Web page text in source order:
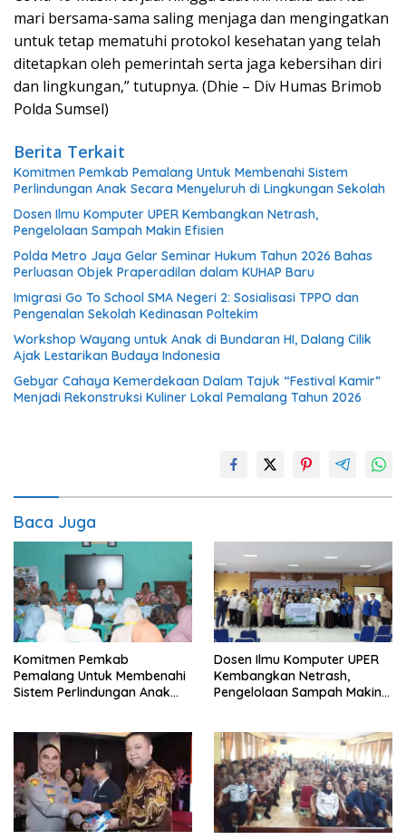
mari bersama-sama saling menjaga dan mengingatkan
untuk tetap mematuhi protokol kesehatan yang telah
ditetapkan oleh pemerintah serta jaga kebersihan diri
dan lingkungan,” tutupnya. (Dhie – Div Humas Brimob
Polda Sumsel)
Berita Terkait
Komitmen Pemkab Pemalang Untuk Membenahi Sistem
Perlindungan Anak Secara Menyeluruh di Lingkungan Sekolah
Dosen Ilmu Komputer UPER Kembangkan Netrash,
Pengelolaan Sampah Makin Efisien
Polda Metro Jaya Gelar Seminar Hukum Tahun 2026 Bahas
Perluasan Objek Praperadilan dalam KUHAP Baru
Imigrasi Go To School SMA Negeri 2: Sosialisasi TPPO dan
Pengenalan Sekolah Kedinasan Poltekim
Workshop Wayang untuk Anak di Bundaran HI, Dalang Cilik
Ajak Lestarikan Budaya Indonesia
Gebyar Cahaya Kemerdekaan Dalam Tajuk “Festival Kamir”
Menjadi Rekonstruksi Kuliner Lokal Pemalang Tahun 2026
Baca Juga
Komitmen Pemkab
Pemalang Untuk Membenahi
Sistem Perlindungan Anak
Dosen Ilmu Komputer UPER
Kembangkan Netrash,
Pengelolaan Sampah Makin